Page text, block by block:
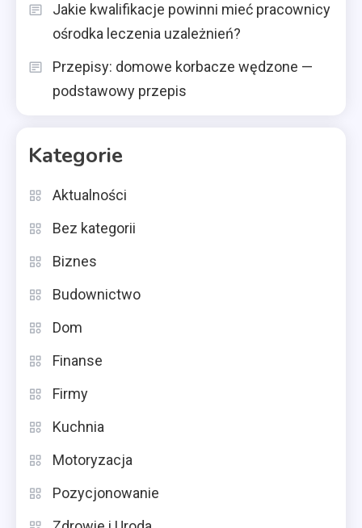
Jakie kwalifikacje powinni mieć pracownicy
ośrodka leczenia uzależnień?
Przepisy: domowe korbacze wędzone —
podstawowy przepis
Kategorie
Aktualności
Bez kategorii
Biznes
Budownictwo
Dom
Finanse
Firmy
Kuchnia
Motoryzacja
Pozycjonowanie